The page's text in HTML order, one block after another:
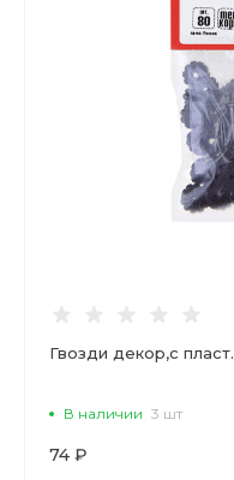
Гвозди декор,с
В наличии 3 шт
74 ₽